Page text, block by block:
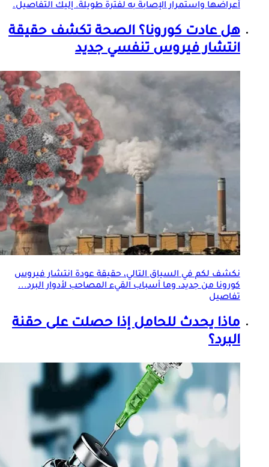
أعراضها واستمرار الإصابة به لفترة طويلة. إليك التفاصيل.
هل عادت كورونا؟ الصحة تكشف حقيقة
انتشار فيروس تنفسي جديد
نكشف لكم في السياق التالي، حقيقة عودة انتشار فيروس
كورونا من جديد، وما أسباب القيء المصاحب لأدوار البرد...
تفاصيل
ماذا يحدث للحامل إذا حصلت على حقنة
البرد؟